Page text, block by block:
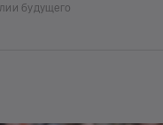
будущего